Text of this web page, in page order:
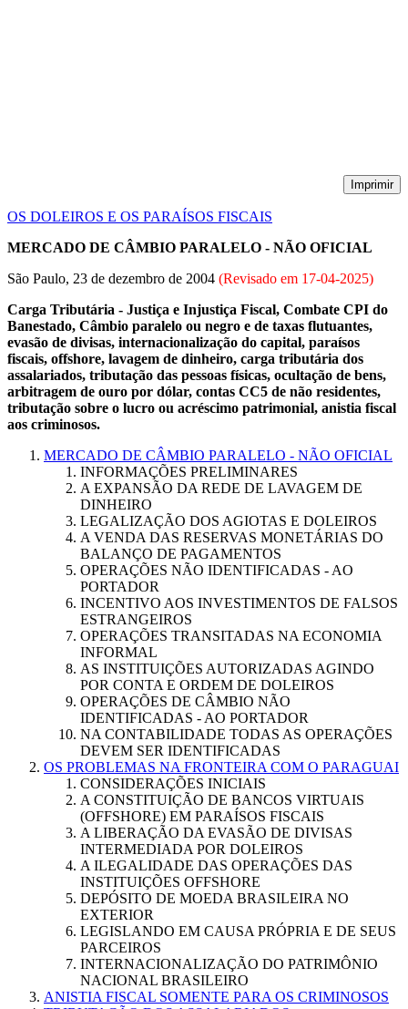
Imprimir
OS DOLEIROS E OS PARAÍSOS FISCAIS
MERCADO DE CÂMBIO PARALELO - NÃO OFICIAL
São Paulo, 23 de dezembro de 2004 (Revisado em 17-04-2025)
Carga Tributária - Justiça e Injustiça Fiscal, Combate CPI do
Banestado, Câmbio paralelo ou negro e de taxas flutuantes,
evasão de divisas, internacionalização do capital, paraísos
fiscais, offshore, lavagem de dinheiro, carga tributária dos
assalariados, tributação das pessoas físicas, ocultação de bens,
arbitragem de ouro por dólar, contas CC5 de não residentes,
tributação sobre o lucro ou acréscimo patrimonial, anistia fiscal
aos criminosos.
MERCADO DE CÂMBIO PARALELO - NÃO OFICIAL
INFORMAÇÕES PRELIMINARES
A EXPANSÃO DA REDE DE LAVAGEM DE
DINHEIRO
LEGALIZAÇÃO DOS AGIOTAS E DOLEIROS
A VENDA DAS RESERVAS MONETÁRIAS DO
BALANÇO DE PAGAMENTOS
OPERAÇÕES NÃO IDENTIFICADAS - AO
PORTADOR
INCENTIVO AOS INVESTIMENTOS DE FALSOS
ESTRANGEIROS
OPERAÇÕES TRANSITADAS NA ECONOMIA
INFORMAL
AS INSTITUIÇÕES AUTORIZADAS AGINDO
POR CONTA E ORDEM DE DOLEIROS
OPERAÇÕES DE CÂMBIO NÃO
IDENTIFICADAS - AO PORTADOR
NA CONTABILIDADE TODAS AS OPERAÇÕES
DEVEM SER IDENTIFICADAS
OS PROBLEMAS NA FRONTEIRA COM O PARAGUAI
CONSIDERAÇÕES INICIAIS
A CONSTITUIÇÃO DE BANCOS VIRTUAIS
(OFFSHORE) EM PARAÍSOS FISCAIS
A LIBERAÇÃO DA EVASÃO DE DIVISAS
INTERMEDIADA POR DOLEIROS
A ILEGALIDADE DAS OPERAÇÕES DAS
INSTITUIÇÕES OFFSHORE
DEPÓSITO DE MOEDA BRASILEIRA NO
EXTERIOR
LEGISLANDO EM CAUSA PRÓPRIA E DE SEUS
PARCEIROS
INTERNACIONALIZAÇÃO DO PATRIMÔNIO
NACIONAL BRASILEIRO
ANISTIA FISCAL SOMENTE PARA OS CRIMINOSOS